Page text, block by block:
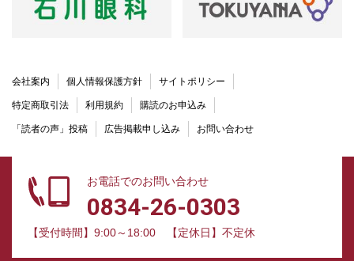
会社案内 個人情報保護方針 サイトポリシー
特定商取引法 利用規約 購読のお申込み
「読者の声」投稿 広告掲載申し込み お問い合わせ
お電話でのお問い合わせ
0834-26-0303
【受付時間】9:00～18:00 【定休日】不定休